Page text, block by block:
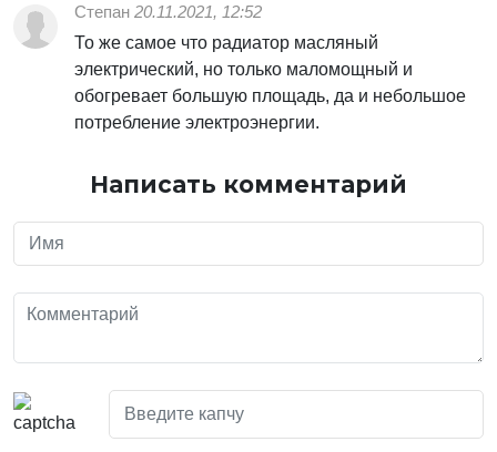
Степан 20.11.2021, 12:52
То же самое что радиатор масляный
электрический, но только маломощный и
обогревает большую площадь, да и небольшое
потребление электроэнергии.
Написать комментарий